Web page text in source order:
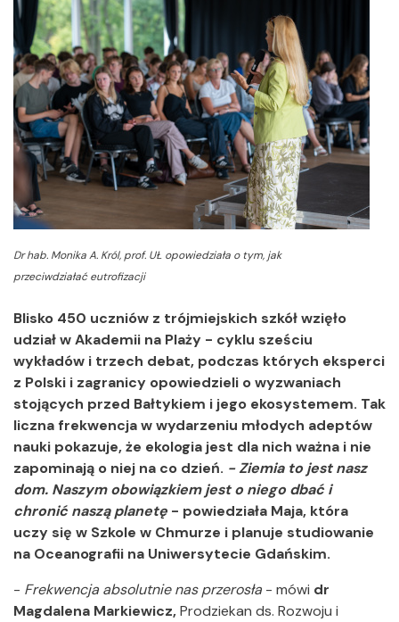
Dr hab. Monika A. Król, prof. UŁ opowiedziała o tym, jak
przeciwdziałać eutrofizacji
Blisko 450 uczniów z trójmiejskich szkół wzięło
udział w Akademii na Plaży - cyklu sześciu
wykładów i trzech debat, podczas których eksperci
z Polski i zagranicy opowiedzieli o wyzwaniach
stojących przed Bałtykiem i jego ekosystemem. Tak
liczna frekwencja w wydarzeniu młodych adeptów
nauki pokazuje, że ekologia jest dla nich ważna i nie
zapominają o niej na co dzień. - Ziemia to jest nasz
dom. Naszym obowiązkiem jest o niego dbać i
chronić naszą planetę - powiedziała Maja, która
uczy się w Szkole w Chmurze i planuje studiowanie
na Oceanografii na Uniwersytecie Gdańskim.
- Frekwencja absolutnie nas przerosła - mówi dr
Magdalena Markiewicz,Prodziekan ds. Rozwoju i